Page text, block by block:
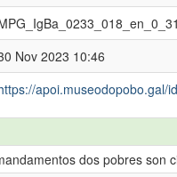
Nov 2023 10:46
apoi.museodopobo.gal/
dos pobres son